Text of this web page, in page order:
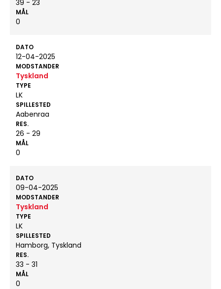
39 - 23
MÅL
0
DATO
12-04-2025
MODSTANDER
Tyskland
TYPE
LK
SPILLESTED
Aabenraa
RES.
26 - 29
MÅL
0
DATO
09-04-2025
MODSTANDER
Tyskland
TYPE
LK
SPILLESTED
Hamborg, Tyskland
RES.
33 - 31
MÅL
0